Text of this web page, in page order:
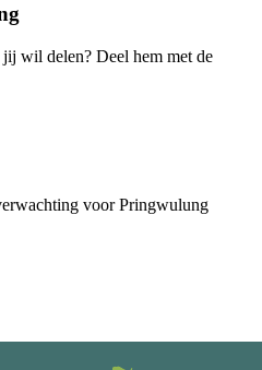
wil delen? Deel hem met de
voor Pringwulung